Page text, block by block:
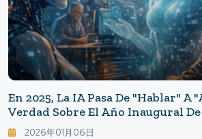
En 2025, La IA Pasa De "hablar" A
Verdad Sobre El Año Inaugural
IA Y Las Tareas Pendientes Para
2026年01月06日